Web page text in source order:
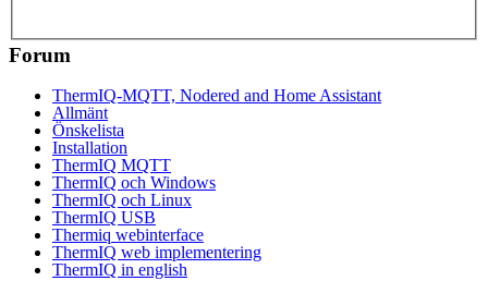
Forum
ThermIQ-MQTT, Nodered and Home Assistant
Allmänt
Önskelista
Installation
ThermIQ MQTT
ThermIQ och Windows
ThermIQ och Linux
ThermIQ USB
Thermiq webinterface
ThermIQ web implementering
ThermIQ in english